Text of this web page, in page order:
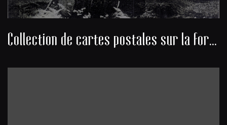
Collection de cartes postales sur la forêt des Landes